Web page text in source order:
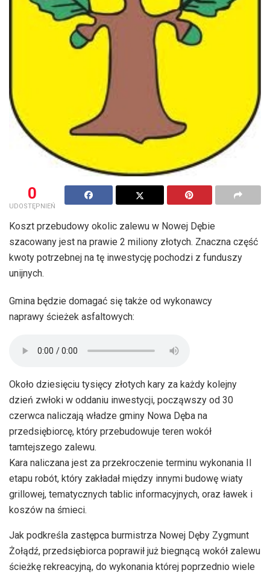
0
UDOSTĘPNIEŃ
Koszt przebudowy okolic zalewu w Nowej Dębie
szacowany jest na prawie 2 miliony złotych. Znaczna część
kwoty potrzebnej na tę inwestycję pochodzi z funduszy
unijnych.
Gmina będzie domagać się także od wykonawcy
naprawy ścieżek asfaltowych:
Około dziesięciu tysięcy złotych kary za każdy kolejny
dzień zwłoki w oddaniu inwestycji, począwszy od 30
czerwca naliczają władze gminy Nowa Dęba na
przedsiębiorcę, który przebudowuje teren wokół
tamtejszego zalewu.
Kara naliczana jest za przekroczenie terminu wykonania II
etapu robót, który zakładał między innymi budowę wiaty
grillowej, tematycznych tablic informacyjnych, oraz ławek i
koszów na śmieci.
Jak podkreśla zastępca burmistrza Nowej Dęby Zygmunt
Żołądź, przedsiębiorca poprawił już biegnącą wokół zalewu
ścieżkę rekreacyjną, do wykonania której poprzednio wiele